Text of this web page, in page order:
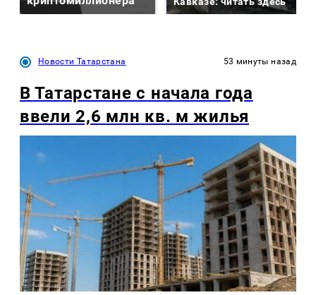
Новости Татарстана 53 минуты назад
В Татарстане с начала года
ввели 2,6 млн кв. м жилья